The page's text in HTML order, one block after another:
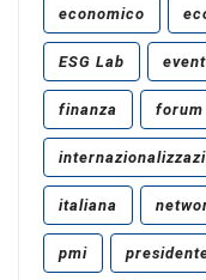
economico
ESG Lab
finanza forum
italiana
pmi